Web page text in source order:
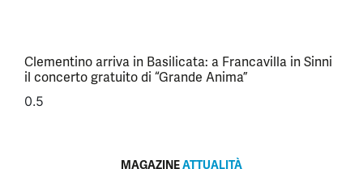
Clementino arriva in Basilicata: a Francavilla in Sinni
il concerto gratuito di “Grande Anima”
MAGAZINEATTUALITÀ